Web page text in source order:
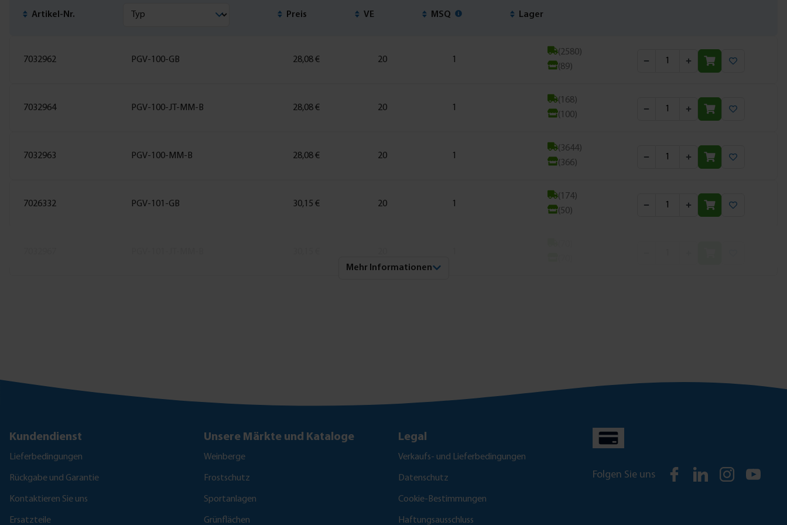
Artikel-Nr. Preis VE MSQ Lager
7032962 PGV-100-GB 28,08 € 20 1
(2580)
(89)
7032964 PGV-100-JT-MM-B 28,08 € 20 1
(168)
(100)
7032963 PGV-100-MM-B 28,08 € 20 1
(3644)
(366)
7026332 PGV-101-GB 30,15 € 20 1
(174)
(50)
Mehr Informationen
Kundendienst
Lieferbedingungen
Rückgabe und Garantie
Kontaktieren Sie uns
Ersatzteile
Unsere Märkte und Kataloge
Weinberge
Frostschutz
Sportanlagen
Grünflächen
Legal
Verkaufs- und Lieferbedingungen
Datenschutz
Cookie-Bestimmungen
Haftungsausschluss
Folgen Sie uns